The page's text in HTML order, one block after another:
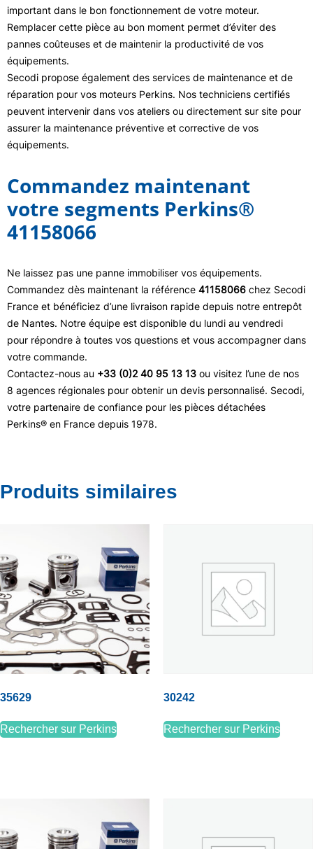
important dans le bon fonctionnement de votre moteur.
Remplacer cette pièce au bon moment permet d’éviter des
pannes coûteuses et de maintenir la productivité de vos
équipements.
Secodi propose également des services de maintenance et de
réparation pour vos moteurs Perkins. Nos techniciens certifiés
peuvent intervenir dans vos ateliers ou directement sur site pour
assurer la maintenance préventive et corrective de vos
équipements.
Commandez maintenant
votre segments Perkins®
41158066
Ne laissez pas une panne immobiliser vos équipements.
Commandez dès maintenant la référence 41158066 chez Secodi
France et bénéficiez d’une livraison rapide depuis notre entrepôt
de Nantes. Notre équipe est disponible du lundi au vendredi
pour répondre à toutes vos questions et vous accompagner dans
votre commande.
Contactez-nous au +33 (0)2 40 95 13 13 ou visitez l’une de nos
8 agences régionales pour obtenir un devis personnalisé. Secodi,
votre partenaire de confiance pour les pièces détachées
Perkins® en France depuis 1978.
Produits similaires
35629
Rechercher sur Perkins
30242
Rechercher sur Perkins